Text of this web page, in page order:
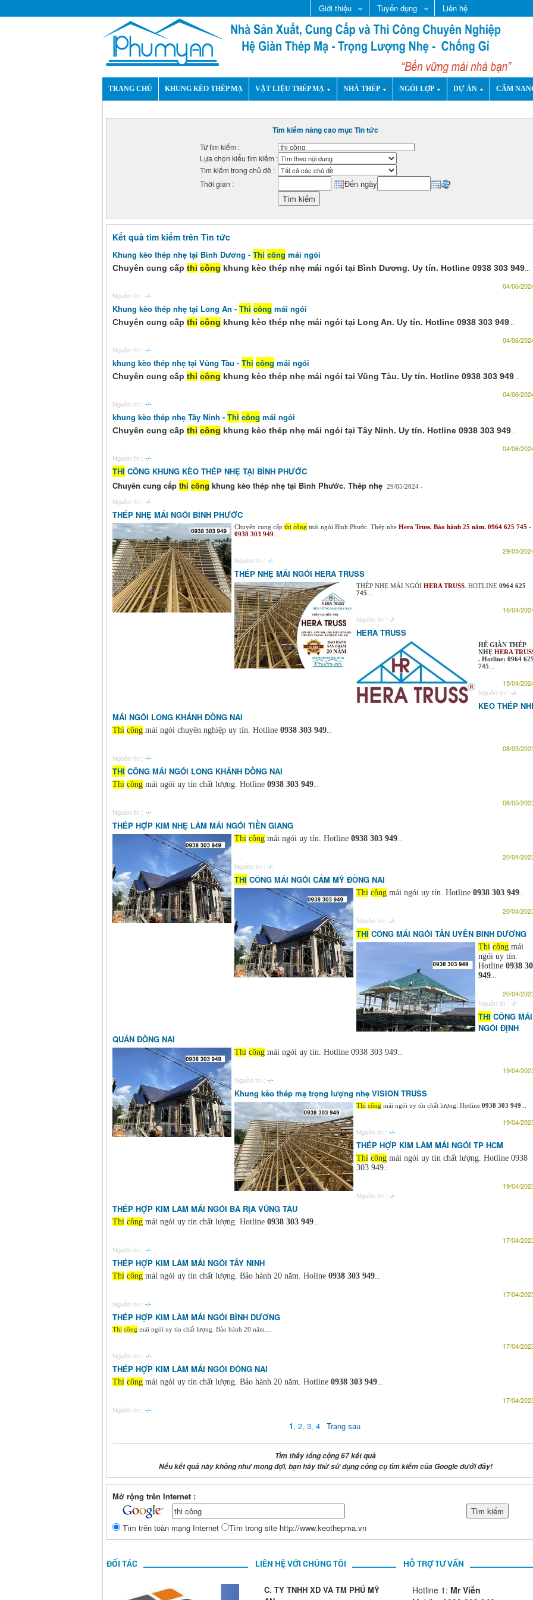
Giới thiệu Tuyển dụng Liên hệ
TRANG CHỦ KHUNG KÈO THÉP MẠ VẬT LIỆU THÉP MẠ NHÀ THÉP NGÓI LỢP DỰ ÁN CẨM
Tìm kiếm nâng cao mục Tin tức
Từ tìm kiếm :
Lựa chọn kiểu tìm kiếm :
Tìm kiếm trong chủ đề :
Thời gian :
Đến ngày
Kết quả tìm kiếm trên Tin tức
Khung kèo thép nhẹ tại Bình Dương - Thi công mái ngói
Chuyên cung cấp thi công khung kèo thép nhẹ mái ngói tại Bình Dương. Uy tín. Hotline 0938 303 949
04/06/
Nguồn tin : -/-
Khung kèo thép nhẹ tại Long An - Thi công mái ngói
Chuyên cung cấp thi công khung kèo thép nhẹ mái ngói tại Long An. Uy tín. Hotline 0938 303 949
04/06/
Nguồn tin : -/-
khung kèo thép nhẹ tại Vũng Tàu - Thi công mái ngói
Chuyên cung cấp thi công khung kèo thép nhẹ mái ngói tại Vũng Tàu. Uy tín. Hotline 0938 303 949
04/06/
Nguồn tin : -/-
khung kèo thép nhẹ Tây Ninh - Thi công mái ngói
Chuyên cung cấp thi công khung kèo thép nhẹ mái ngói tại Tây Ninh. Uy tín. Hotline 0938 303 949
04/06/
Nguồn tin : -/-
THI CÔNG KHUNG KÈO THÉP NHẸ TẠI BÌNH PHƯỚC
Chuyên cung cấp thi công khung kèo thép nhẹ tại Bình Phước. Thép nhẹ 29/05/2024 -
Nguồn tin : -/-
THÉP NHẸ MÁI NGÓI BÌNH PHƯỚC
Chuyên cung cấp thi công mái ngói Bình Phước. Thép nhẹ Hera Truss. Bảo hành 25 năm. 0964 625 745 -
0938 303 949
29/05/
Nguồn tin : -/-
THÉP NHẸ MÁI NGÓI HERA TRUSS
THÉP NHẸ MÁI NGÓI HERA TRUSS . HOTLINE 0964 625
745
16/04/
Nguồn tin : -/-
HERA TRUSS
HÊ GIÀN THÉP
NHẸ HERA
. Hotline: 0964 625
745
15/04/
Nguồn tin : -/-
KÈO THÉP
MÁI NGÓI LONG KHÁNH ĐỒNG NAI
Thi công mái ngói chuyên nghiệp uy tín. Hotline 0938 303 949
08/05/
Nguồn tin : -/-
THI CÔNG MÁI NGÓI LONG KHÁNH ĐỒNG NAI
Thi công mái ngói uy tín chất lượng. Hotline 0938 303 949
08/05/
Nguồn tin : -/-
THÉP HỢP KIM NHẸ LÀM MÁI NGÓI TIỀN GIANG
Thi công mái ngói uy tín. Hotline 0938 303 949
20/04/
Nguồn tin : -/-
THI CÔNG MÁI NGÓI CẨM MỸ ĐỒNG NAI
Thi công mái ngói uy tín. Hotline 0938 303 949
20/04/
Nguồn tin : -/-
THI CÔNG MÁI NGÓI TÂN UYÊN BÌNH DƯƠNG
Thi công mái
ngói uy tín.
Hotline 0938
949
20/04/
Nguồn tin : -/-
THI CÔNG MÁI
NGÓI ĐỊNH
QUÁN ĐỒNG NAI
Thi công mái ngói uy tín. Hotline 0938 303 949
19/04/
Nguồn tin : -/-
Khung kèo thép mạ trọng lượng nhẹ VISION TRUSS
Thi công mái ngói uy tín chất lượng. Hotline 0938 303 949
19/04/
Nguồn tin : -/-
THÉP HỢP KIM LÀM MÁI NGÓI TP HCM
Thi công mái ngói uy tín chất lượng. Hotline 0938
303 949
19/04/
Nguồn tin : -/-
THÉP HỢP KIM LÀM MÁI NGÓI BÀ RỊA VŨNG TÀU
Thi công mái ngói uy tín chất lượng. Hotline 0938 303 949
17/04/
Nguồn tin : -/-
THÉP HỢP KIM LÀM MÁI NGÓI TÂY NINH
Thi công mái ngói uy tín chất lượng. Bảo hành 20 năm. Holine 0938 303 949
17/04/
Nguồn tin : -/-
THÉP HỢP KIM LÀM MÁI NGÓI BÌNH DƯƠNG
Thi công mái ngói uy tín chất lượng. Bảo hành 20 năm....
17/04/
Nguồn tin : -/-
THÉP HỢP KIM LÀM MÁI NGÓI ĐỒNG NAI
Thi công mái ngói uy tín chất lượng. Bảo hành 20 năm. Hotline 0938 303 949
17/04/
Nguồn tin : -/-
1, 2, 3, 4 Trang sau
Tìm thấy tổng cộng 67 kết quả
Nếu kết quả này không như mong đợi, bạn hãy thử sử dụng công cụ tìm kiếm của Google dưới đây!
Mở rộng trên Internet :
Tìm trên toàn mạng Internet Tìm trong site http://www.keothepma.vn
ĐỐI TÁC LIÊN HỆ VỚI CHÚNG TÔI
C. TY TNHH XD VÀ TM PHÚ MỸ
HỖ TRỢ TƯ VẤN
Hotline 1: Mr Viễn